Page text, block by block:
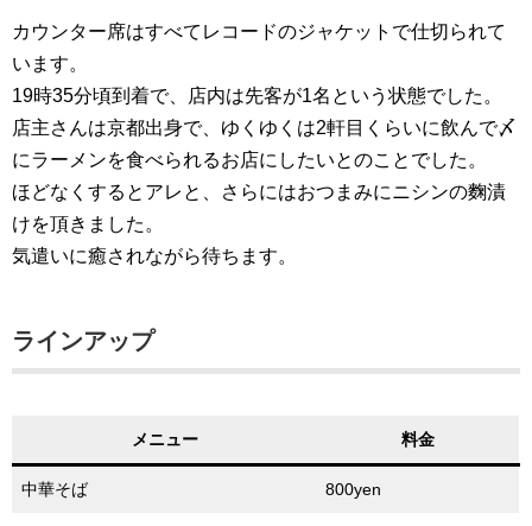
カウンター席はすべてレコードのジャケットで仕切られて
います。
19時35分頃到着で、店内は先客が1名という状態でした。
店主さんは京都出身で、ゆくゆくは2軒目くらいに飲んで〆
にラーメンを食べられるお店にしたいとのことでした。
ほどなくするとアレと、さらにはおつまみにニシンの麴漬
けを頂きました。
気遣いに癒されながら待ちます。
ラインアップ
メニュー 料金
中華そば 800yen